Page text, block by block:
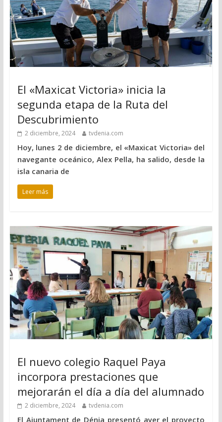
El «Maxicat Victoria» inicia la
segunda etapa de la Ruta del
Descubrimiento
2 diciembre, 2024 tvdenia.com
Hoy, lunes 2 de diciembre, el «Maxicat Victoria» del
navegante oceánico, Alex Pella, ha salido, desde la
isla canaria de
Leer más
El nuevo colegio Raquel Paya
incorpora prestaciones que
mejorarán el día a día del alumnado
2 diciembre, 2024 tvdenia.com
El Ajuntament de Dénia presentó ayer el proyecto